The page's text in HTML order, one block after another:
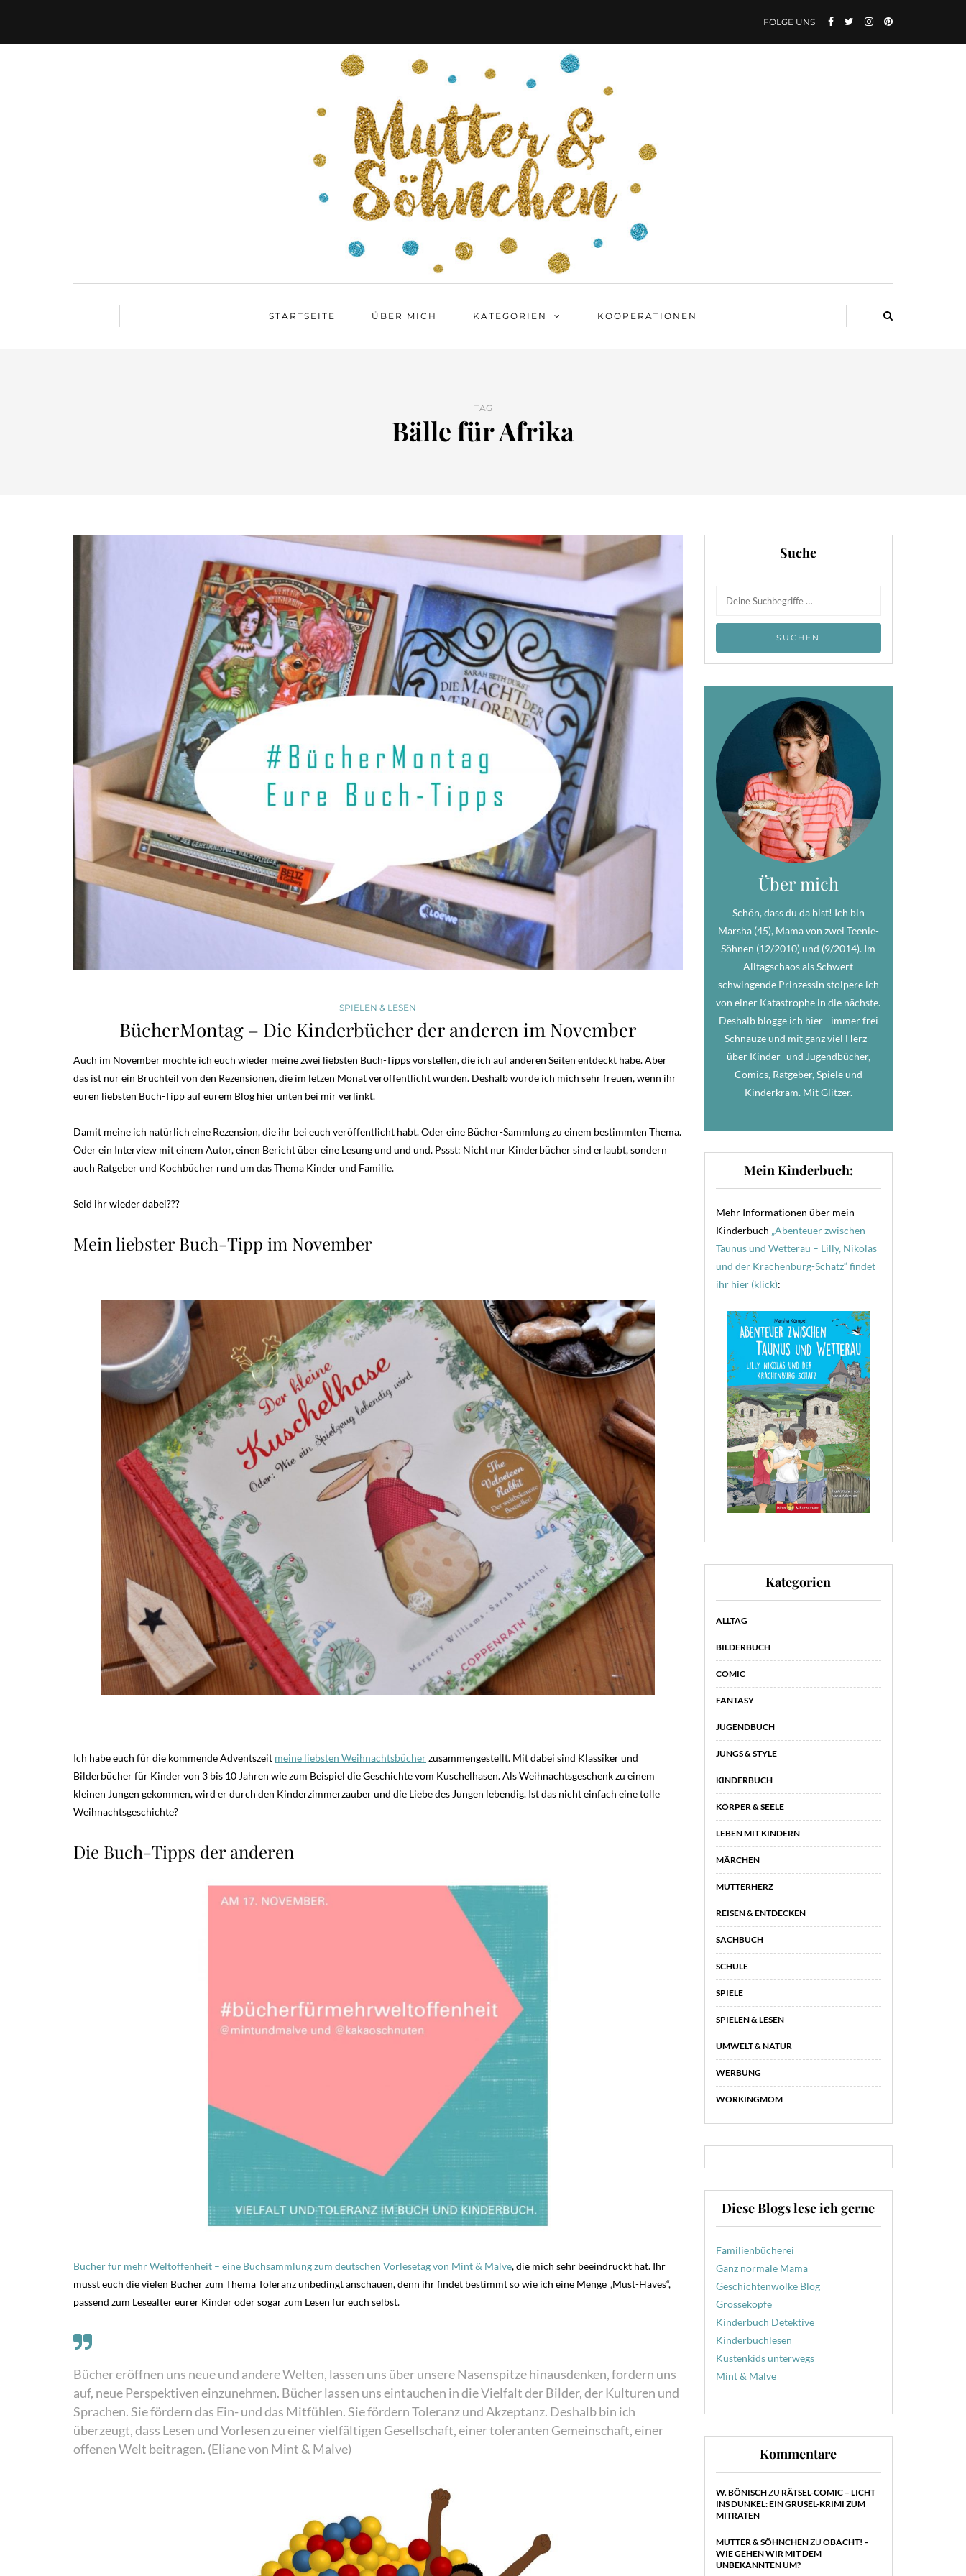
FOLGE UNS
STARTSEITE ÜBER MICH KATEGORIEN KOOPERATIONEN
TAG
Bälle für Afrika
SPIELEN & LESEN
BücherMontag – Die Kinderbücher der anderen im November
Auch im November möchte ich euch wieder meine zwei liebsten Buch-Tipps vorstellen, die ich auf anderen Seiten entdeckt habe. Aber
das ist nur ein Bruchteil von den Rezensionen, die im letzen Monat veröffentlicht wurden. Deshalb würde ich mich sehr freuen, wenn ihr
euren liebsten Buch-Tipp auf eurem Blog hier unten bei mir verlinkt.
Damit meine ich natürlich eine Rezension, die ihr bei euch veröffentlicht habt. Oder eine Bücher-Sammlung zu einem bestimmten Thema.
Oder ein Interview mit einem Autor, einen Bericht über eine Lesung und und und. Pssst: Nicht nur Kinderbücher sind erlaubt, sondern
auch Ratgeber und Kochbücher rund um das Thema Kinder und Familie.
Seid ihr wieder dabei???
Mein liebster Buch-Tipp im November
Ich habe euch für die kommende Adventszeit meine liebsten Weihnachtsbücherzusammengestellt. Mit dabei sind Klassiker und
Bilderbücher für Kinder von 3 bis 10 Jahren wie zum Beispiel die Geschichte vom Kuschelhasen. Als Weihnachtsgeschenk zu einem
kleinen Jungen gekommen, wird er durch den Kinderzimmerzauber und die Liebe des Jungen lebendig. Ist das nicht einfach eine tolle
Weihnachtsgeschichte?
Die Buch-Tipps der anderen
Bücher für mehr Weltoffenheit – eine Buchsammlung zum deutschen Vorlesetag von Mint & Malve, die mich sehr beeindruckt hat. Ihr
müsst euch die vielen Bücher zum Thema Toleranz unbedingt anschauen, denn ihr findet bestimmt so wie ich eine Menge „Must-Haves“,
passend zum Lesealter eurer Kinder oder sogar zum Lesen für euch selbst.
Bücher eröffnen uns neue und andere Welten, lassen uns über unsere Nasenspitze hinausdenken, fordern uns
auf, neue Perspektiven einzunehmen. Bücher lassen uns eintauchen in die Vielfalt der Bilder, der Kulturen und
Sprachen. Sie fördern das Ein- und das Mitfühlen. Sie fördern Toleranz und Akzeptanz. Deshalb bin ich
überzeugt, dass Lesen und Vorlesen zu einer vielfältigen Gesellschaft, einer toleranten Gemeinschaft, einer
offenen Welt beitragen. (Eliane von Mint & Malve)
Suche
Über mich
Schön, dass du da bist! Ich bin
Marsha (45), Mama von zwei Teenie-
Söhnen (12/2010) und (9/2014). Im
Alltagschaos als Schwert
schwingende Prinzessin stolpere ich
von einer Katastrophe in die nächste.
Deshalb blogge ich hier - immer frei
Schnauze und mit ganz viel Herz -
über Kinder- und Jugendbücher,
Comics, Ratgeber, Spiele und
Kinderkram. Mit Glitzer.
Mein Kinderbuch:
Mehr Informationen über mein
Kinderbuch „Abenteuer zwischen
Taunus und Wetterau – Lilly, Nikolas
und der Krachenburg-Schatz“ findet
ihr hier (klick):
Kategorien
ALLTAG
BILDERBUCH
COMIC
FANTASY
JUGENDBUCH
JUNGS & STYLE
KINDERBUCH
KÖRPER & SEELE
LEBEN MIT KINDERN
MÄRCHEN
MUTTERHERZ
REISEN & ENTDECKEN
SACHBUCH
SCHULE
SPIELE
SPIELEN & LESEN
UMWELT & NATUR
WERBUNG
WORKINGMOM
Diese Blogs lese ich gerne
Familienbücherei
Ganz normale Mama
Geschichtenwolke Blog
Grosseköpfe
Kinderbuch Detektive
Kinderbuchlesen
Küstenkids unterwegs
Mint & Malve
Kommentare
W. BÖNISCHZU RÄTSEL-COMIC – LICHT
INS DUNKEL: EIN GRUSEL-KRIMI ZUM
MITRATEN
MUTTER & SÖHNCHENZU OBACHT! –
WIE GEHEN WIR MIT DEM
UNBEKANNTEN UM?